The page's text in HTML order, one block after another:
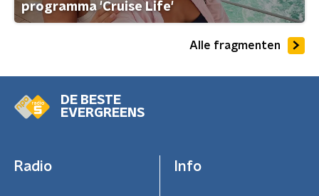
programma 'Cruise Life'
Alle fragmenten
DE BESTE
EVERGREENS
Radio Info